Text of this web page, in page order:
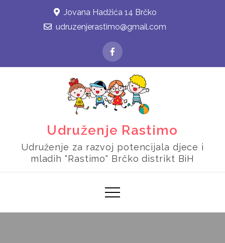
Jovana Hadžića 14 Brčko
udruzenjerastimo@gmail.com
Udruženje Rastimo
Udruženje za razvoj potencijala djece i
mladih "Rastimo" Brčko distrikt BiH